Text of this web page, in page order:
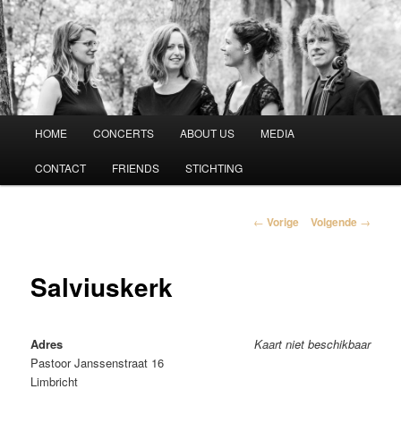
Vespucci Kwartet
Spring
naar
inhoud
HOME CONCERTS ABOUT US MEDIA
CONTACT FRIENDS STICHTING
Berichtnavigatie
← Vorige Volgende →
Salviuskerk
Kaart niet beschikbaar
Adres
Pastoor Janssenstraat 16
Limbricht